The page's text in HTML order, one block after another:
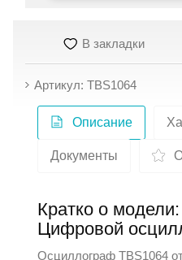
В закладки
Артикул: TBS1064
Описание
Документы
Кратко о
Цифровой
Осциллограф TBS1064